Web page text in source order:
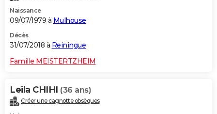
Naissance
09/07/1979 à Mulhouse
Décès
31/07/2018 à Reiningue
Famille MEISTERTZHEIM
Leila CHIHI (36 ans)
Créer une cagnotte obsèques